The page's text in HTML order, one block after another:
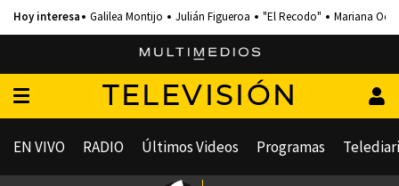
Galilea Montijo Julián Figueroa "El Recodo" Mariana
TELEVISIÓN
EN VIVO RADIO Últimos Videos Programas